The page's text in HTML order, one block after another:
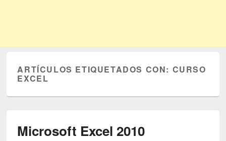
ARTÍCULOS ETIQUETADOS CON: CURSO
EXCEL
Microsoft Excel 2010